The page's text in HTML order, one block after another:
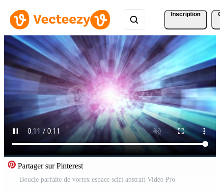
Inscription
Partager sur Pinterest
Boucle parfaite de vortex espace scifi abstrait Vidéo Pro